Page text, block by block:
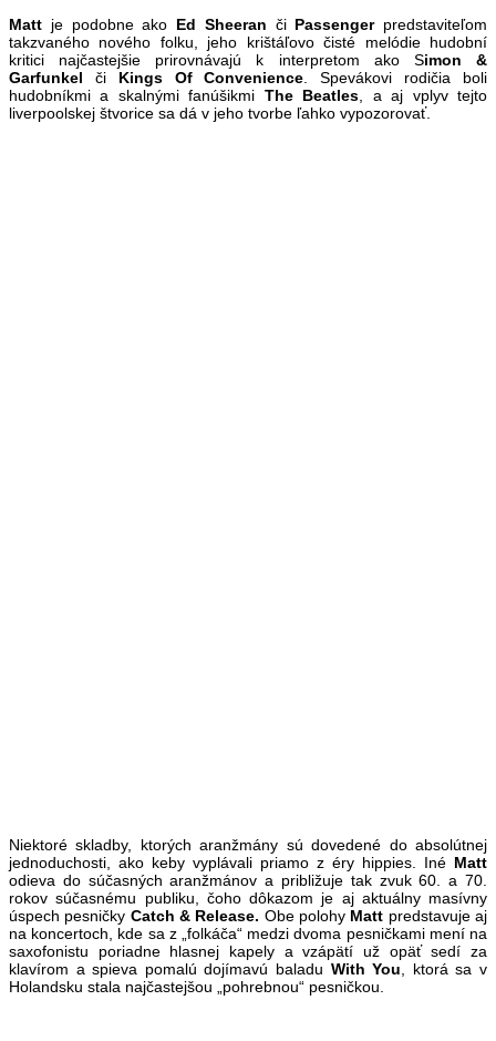
Matt je podobne ako Ed Sheeran či Passengerpredstaviteľom
takzvaného nového folku, jeho krištáľovo čisté melódie hudobní
kritici najčastejšie prirovnávajú k interpretom ako Simon &
Garfunkel či Kings Of Convenience . Spevákovi rodičia boli
hudobníkmi a skalnými fanúšikmi The Beatles , a aj vplyv tejto
liverpoolskej štvorice sa dá v jeho tvorbe ľahko vypozorovať.
Niektoré skladby, ktorých aranžmány sú dovedené do absolútnej
jednoduchosti, ako keby vyplávali priamo z éry hippies. Iné Matt
odieva do súčasných aranžmánov a približuje tak zvuk 60. a 70.
rokov súčasnému publiku, čoho dôkazom je aj aktuálny masívny
úspech pesničky Catch & Release. Obe polohy Matt predstavuje aj
na koncertoch, kde sa z „folkáča“ medzi dvoma pesničkami mení na
saxofonistu poriadne hlasnej kapely a vzápätí už opäť sedí za
klavírom a spieva pomalú dojímavú baladu With You , ktorá sa v
Holandsku stala najčastejšou „pohrebnou“ pesničkou.